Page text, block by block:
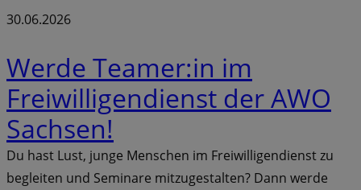
30.06.2026
Werde Teamer:in im
Freiwilligendienst der AWO
Sachsen!
Du hast Lust, junge Menschen im Freiwilligendienst zu
begleiten und Seminare mitzugestalten? Dann werde